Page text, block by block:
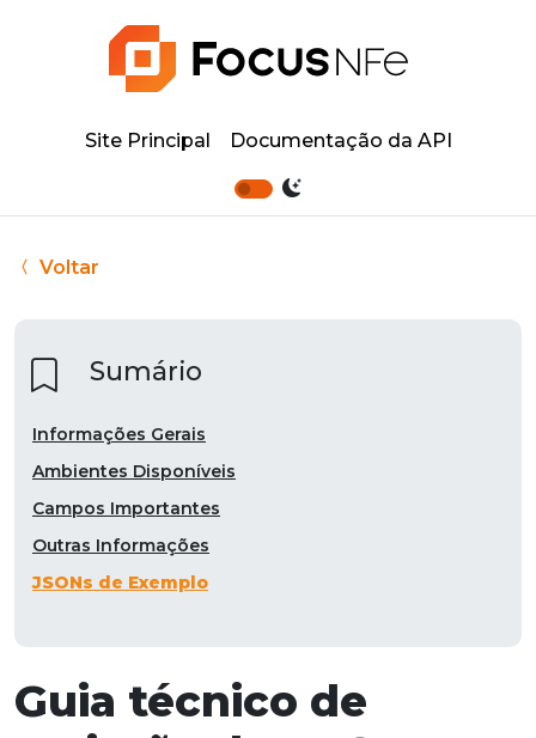
Site Principal Documentação da API
Voltar
Guia técnico de
Sumário
Informações Gerais
Ambientes Disponíveis
Campos Importantes
Outras Informações
JSONs de Exemplo